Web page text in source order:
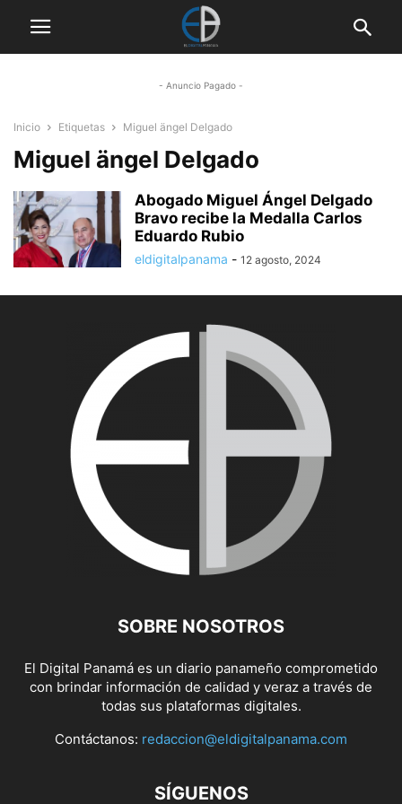
- Anuncio Pagado -
Inicio Etiquetas Miguel ängel Delgado
Miguel ängel Delgado
Abogado Miguel Ángel Delgado
Bravo recibe la Medalla Carlos
Eduardo Rubio
eldigitalpanama - 12 agosto, 2024
SOBRE NOSOTROS
El Digital Panamá es un diario panameño comprometido
con brindar información de calidad y veraz a través de
todas sus plataformas digitales.
Contáctanos: redaccion@eldigitalpanama.com
SÍGUENOS